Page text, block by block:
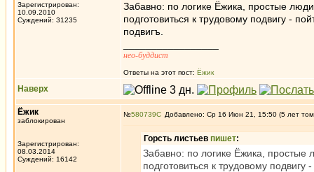
Зарегистрирован:
10.09.2010
Суждений: 31235
Забавно: по логике Ёжика, простые
подготовиться к трудовому подвигу -
подвигъ.
нео-буддист
Ответы на этот пост: Ёжик
Наверх
Ёжик
заблокирован
Зарегистрирован:
08.03.2014
Суждений: 16142
№580739 Добавлено: Ср 16 Июн 21, 15:50 (5 лет
Горсть листьев пишет:
Забавно: по логике Ёжика,
подготовиться к трудовому